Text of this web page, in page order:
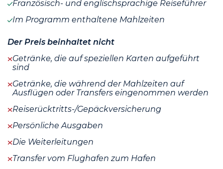
Französisch- und englischsprachige Reiseführer
Im Programm enthaltene Mahlzeiten
Der Preis beinhaltet nicht
Getränke, die auf speziellen Karten aufgeführt
sind
Getränke, die während der Mahlzeiten auf
Ausflügen oder Transfers eingenommen werden
Reiserücktritts-/Gepäckversicherung
Persönliche Ausgaben
Die Weiterleitungen
Transfer vom Flughafen zum Hafen